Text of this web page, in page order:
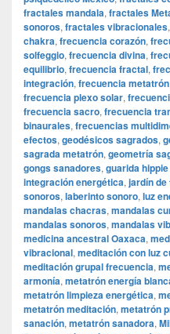
fractales mandala, fractales
sonoros, fractales vibracionales,
chakra, frecuencia corazón,
solfeggio, frecuencia divina,
equilibrio, frecuencia fractal,
integración, frecuencia metatrón
frecuencia plexo solar,
frecuencia sacro, frecuencia
binaurales, frecuencias
efectos, geodésicos sagrados,
sagrada metatrón, geometría
gongs sanadores, guarida
integración energética, jardín
sonoros, laberinto sonoro, luz
mandalas chacras, mandalas
mandalas sonoros, mandalas
medicina ancestral Oaxaca,
vibracional, meditación con luz
meditación grupal frecuencia,
armonía, metatrón energía
metatrón limpieza energética,
metatrón meditación, metatrón
sanación, metatrón sanadora,